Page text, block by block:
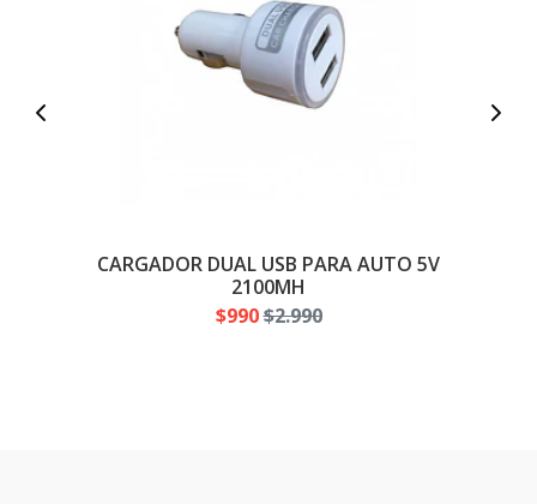
CARGADOR DUAL USB PARA AUTO 5V
2100MH
$990$2.990